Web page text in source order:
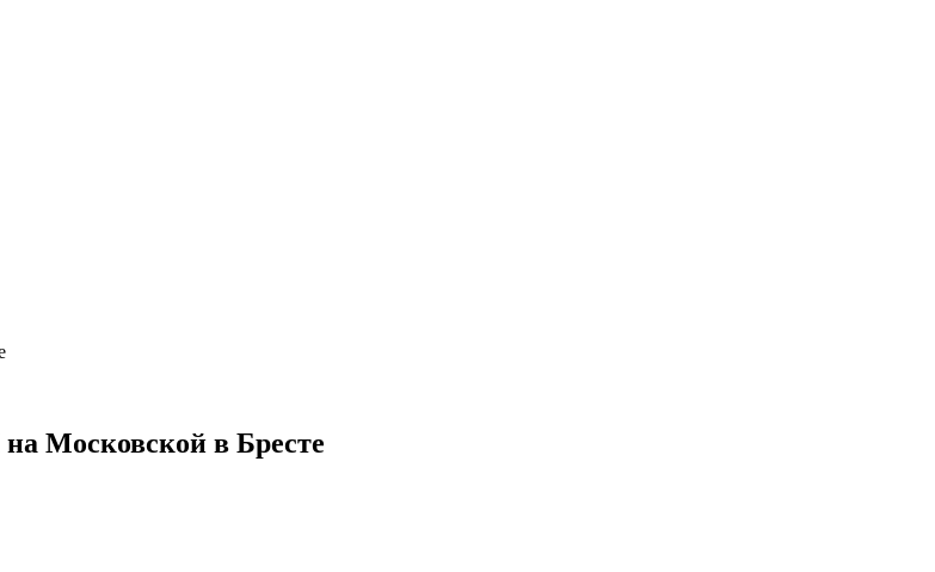
Московской в Бресте